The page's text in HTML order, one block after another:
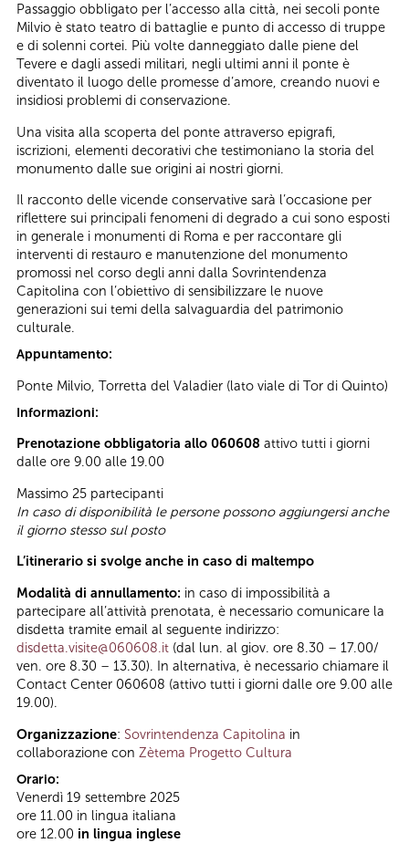
Passaggio obbligato per l’accesso alla città, nei secoli ponte
Milvio è stato teatro di battaglie e punto di accesso di truppe
e di solenni cortei. Più volte danneggiato dalle piene del
Tevere e dagli assedi militari, negli ultimi anni il ponte è
diventato il luogo delle promesse d’amore, creando nuovi e
insidiosi problemi di conservazione.
Una visita alla scoperta del ponte attraverso epigrafi,
iscrizioni, elementi decorativi che testimoniano la storia del
monumento dalle sue origini ai nostri giorni.
Il racconto delle vicende conservative sarà l’occasione per
riflettere sui principali fenomeni di degrado a cui sono esposti
in generale i monumenti di Roma e per raccontare gli
interventi di restauro e manutenzione del monumento
promossi nel corso degli anni dalla Sovrintendenza
Capitolina con l’obiettivo di sensibilizzare le nuove
generazioni sui temi della salvaguardia del patrimonio
culturale.
Appuntamento:
Ponte Milvio, Torretta del Valadier (lato viale di Tor di Quinto)
Informazioni:
Prenotazione obbligatoria allo 060608 attivo tutti i giorni
dalle ore 9.00 alle 19.00
Massimo 25 partecipanti
In caso di disponibilità le persone possono aggiungersi anche
il giorno stesso sul posto
L’itinerario si svolge anche in caso di maltempo
Modalità di annullamento: in caso di impossibilità a
partecipare all’attività prenotata, è necessario comunicare la
disdetta tramite email al seguente indirizzo:
disdetta.visite@060608.it (dal lun. al giov. ore 8.30 – 17.00/
ven. ore 8.30 – 13.30). In alternativa, è necessario chiamare il
Contact Center 060608 (attivo tutti i giorni dalle ore 9.00 alle
19.00).
Organizzazione: Sovrintendenza Capitolina in
collaborazione con Zètema Progetto Cultura
Orario:
Venerdì 19 settembre 2025
ore 11.00 in lingua italiana
ore 12.00 in lingua inglese